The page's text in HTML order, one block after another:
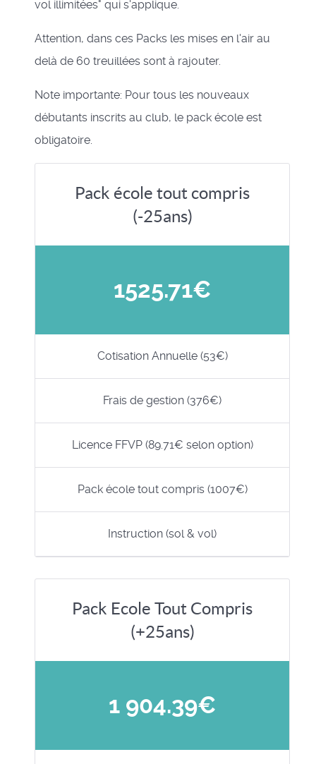
vol illimitées" qui s'applique.
Attention, dans ces Packs les mises en l'air au
delà de 60 treuillées sont à rajouter.
Note importante: Pour tous les nouveaux
débutants inscrits au club, le pack école est
obligatoire.
Pack école tout compris
(-25ans)
1525.71€
Cotisation Annuelle (53€)
Frais de gestion (376€)
Licence FFVP (89.71€ selon option)
Pack école tout compris (1007€)
Instruction (sol & vol)
Pack Ecole Tout Compris
(+25ans)
1 904.39€